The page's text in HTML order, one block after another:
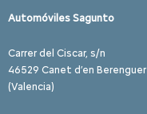
Automóviles Sagunto
Carrer del Ciscar, s/n
46529 Canet d’en Berenguer
(Valencia)